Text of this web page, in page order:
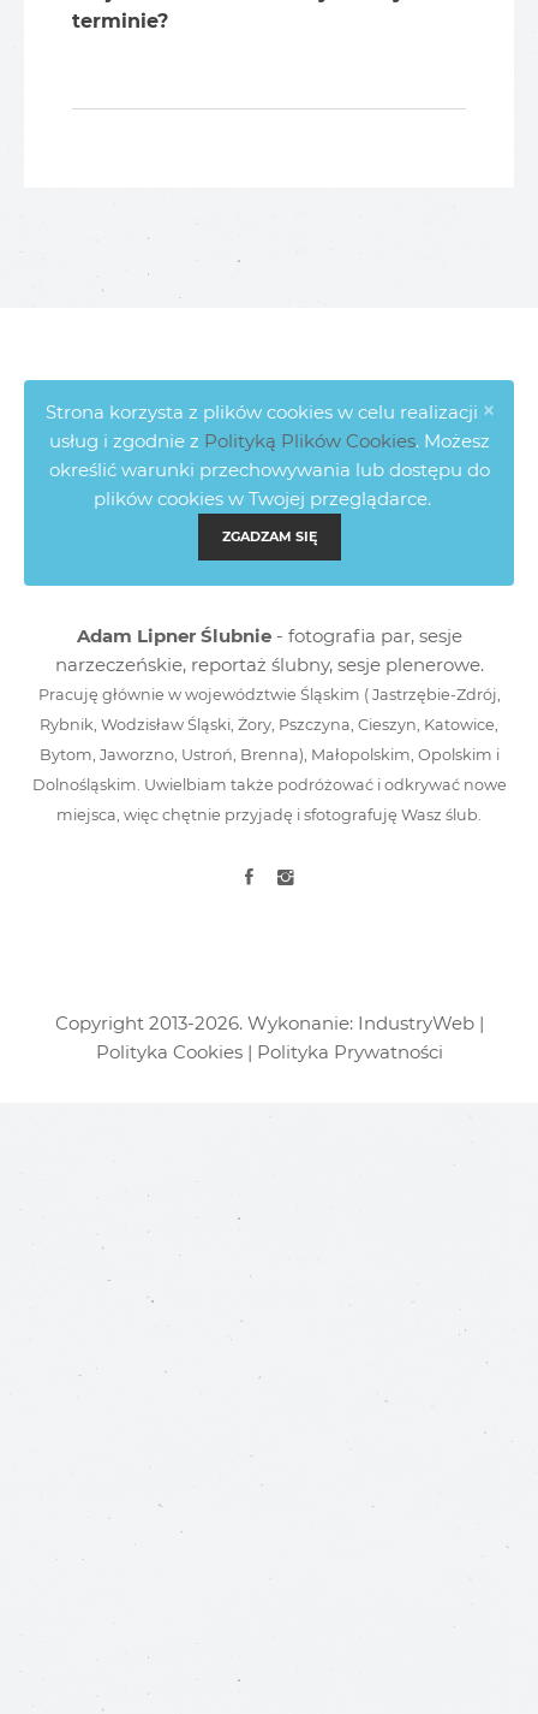
terminie?
×
Strona korzysta z plików cookies w celu realizacji
usług i zgodnie z Polityką Plików Cookies. Możesz
określić warunki przechowywania lub dostępu do
plików cookies w Twojej przeglądarce.
ZGADZAM SIĘ
Adam Lipner Ślubnie- fotografia par, sesje
narzeczeńskie, reportaż ślubny, sesje plenerowe.
Pracuję głównie w województwie Śląskim ( Jastrzębie-Zdrój,
Rybnik, Wodzisław Śląski, Żory, Pszczyna, Cieszyn, Katowice,
Bytom, Jaworzno, Ustroń, Brenna), Małopolskim, Opolskim i
Dolnośląskim. Uwielbiam także podróżować i odkrywać nowe
miejsca, więc chętnie przyjadę i sfotografuję Wasz ślub.
Copyright 2013-2026. Wykonanie: IndustryWeb|
Polityka Cookies| Polityka Prywatności